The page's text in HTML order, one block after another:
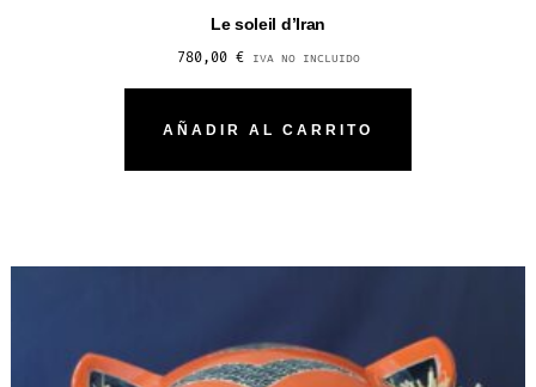
Le soleil d’Iran
780,00 € IVA NO INCLUIDO
AÑADIR AL CARRITO